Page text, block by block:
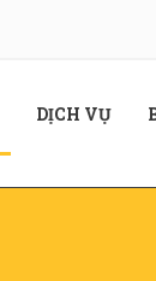
(CURRENT)
DỊCH VỤ